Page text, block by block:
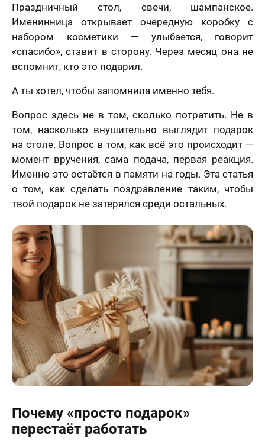
Праздничный стол, свечи, шампанское.
Именинница открывает очередную коробку с
набором косметики — улыбается, говорит
«спасибо», ставит в сторону. Через месяц она не
вспомнит, кто это подарил.
А ты хотел, чтобы запомнила именно тебя.
Вопрос здесь не в том, сколько потратить. Не в
том, насколько внушительно выглядит подарок
на столе. Вопрос в том, как всё это происходит —
момент вручения, сама подача, первая реакция.
Именно это остаётся в памяти на годы. Эта статья
о том, как сделать поздравление таким, чтобы
твой подарок не затерялся среди остальных.
Почему «просто подарок»
перестаёт работать